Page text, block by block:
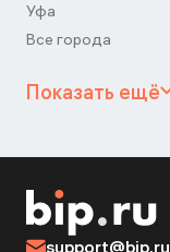
Уфа
Все города
Показать ещё
support@bip.ru